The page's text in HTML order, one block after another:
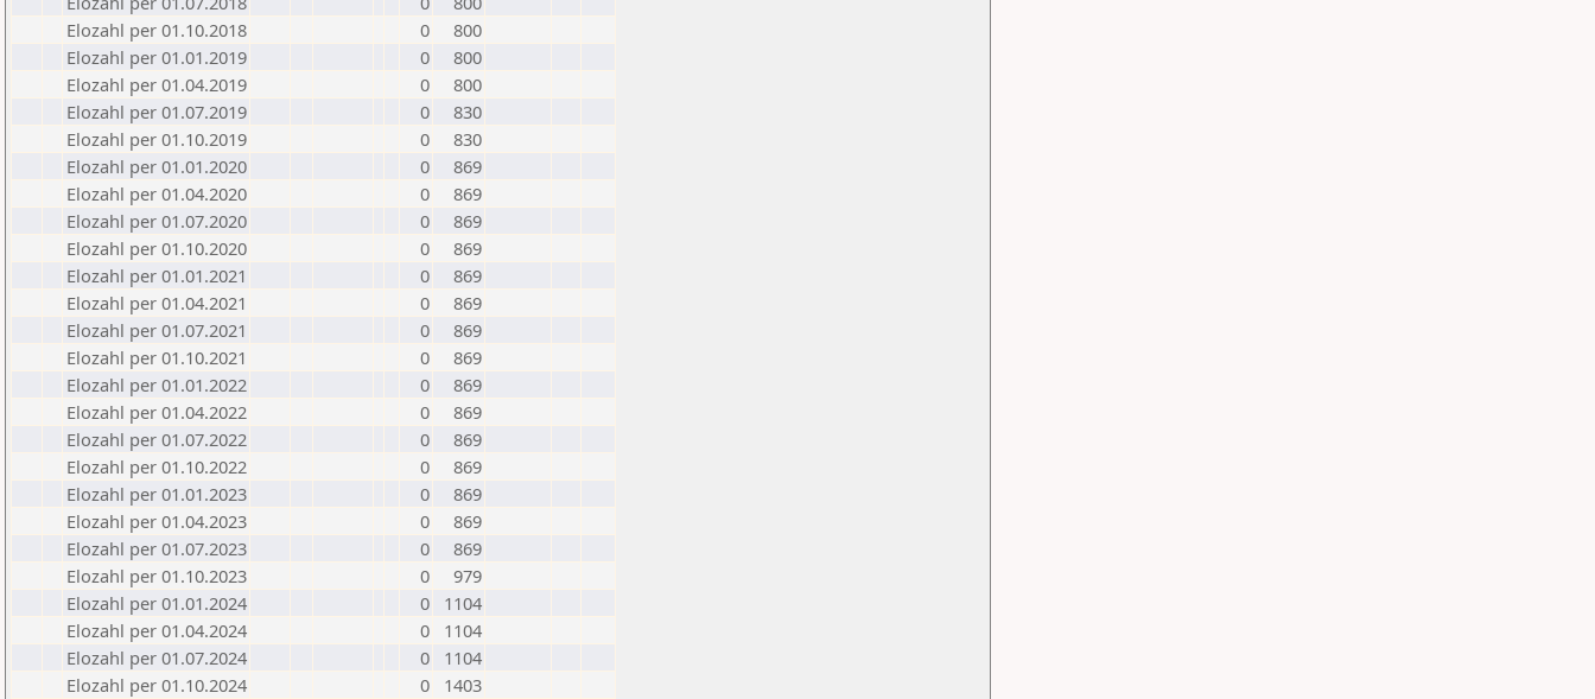
Elozahl per 01.10.2018
0
800
Elozahl per 01.01.2019
0
800
Elozahl per 01.04.2019
0
800
Elozahl per 01.07.2019
0
830
Elozahl per 01.10.2019
0
830
Elozahl per 01.01.2020
0
869
Elozahl per 01.04.2020
0
869
Elozahl per 01.07.2020
0
869
Elozahl per 01.10.2020
0
869
Elozahl per 01.01.2021
0
869
Elozahl per 01.04.2021
0
869
Elozahl per 01.07.2021
0
869
Elozahl per 01.10.2021
0
869
Elozahl per 01.01.2022
0
869
Elozahl per 01.04.2022
0
869
Elozahl per 01.07.2022
0
869
Elozahl per 01.10.2022
0
869
Elozahl per 01.01.2023
0
869
Elozahl per 01.04.2023
0
869
Elozahl per 01.07.2023
0
869
Elozahl per 01.10.2023
0
979
Elozahl per 01.01.2024
0
1104
Elozahl per 01.04.2024
0
1104
Elozahl per 01.07.2024
0
1104
Elozahl per 01.10.2024
0 1403